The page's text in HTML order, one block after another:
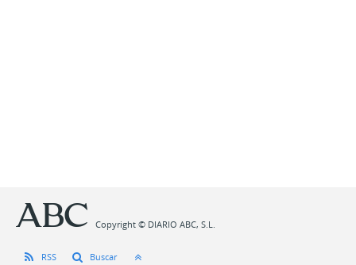
Copyright © DIARIO ABC, S.L.
RSS Buscar